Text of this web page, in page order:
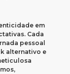
em
Cada
pessoal
alternativo e